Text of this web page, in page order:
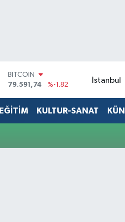
BITCOIN
79.591,74
%-1.82
45,43620
EURO
53,38690
%0.19
İstanbul
EĞİTİM KULTUR-SANAT